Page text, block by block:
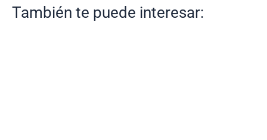
También te puede interesar: